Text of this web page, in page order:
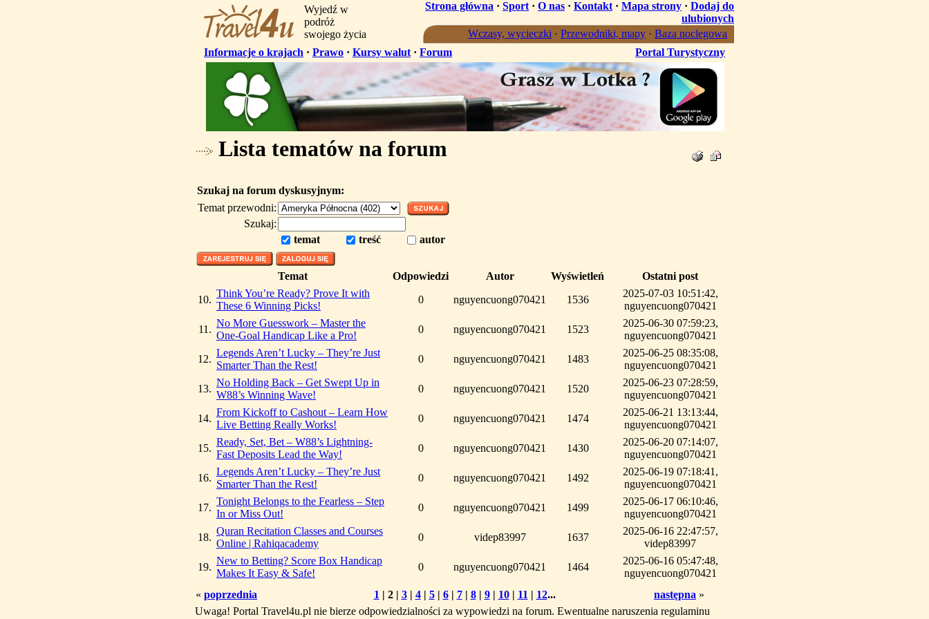
Wyjedź w
podróż
swojego życia
Strona główna · Sport · O nas · Kontakt · Mapa strony · Dodaj do
ulubionych
Wczasy, wycieczki · Przewodniki, mapy · Baza noclegowa
Informacje o krajach · Prawo · Kursy walut · Forum Portal Turystyczny
Lista tematów na forum
Szukaj na forum dyskusyjnym:
Temat przewodni:
Szukaj:
temat
treść autor
Temat Odpowiedzi Autor Wyświetleń
Ostatni post
10.
Think You’re Ready? Prove It with
These 6 Winning Picks!
0 nguyencuong070421 1536
2025-07-03 10:51:42,
nguyencuong070421
11.
No More Guesswork – Master the
One-Goal Handicap Like a Pro!
0 nguyencuong070421 1523
2025-06-30 07:59:23,
nguyencuong070421
12.
Legends Aren’t Lucky – They’re Just
Smarter Than the Rest!
0 nguyencuong070421 1483
2025-06-25 08:35:08,
nguyencuong070421
13.
No Holding Back – Get Swept Up in
W88’s Winning Wave!
0 nguyencuong070421 1520
2025-06-23 07:28:59,
nguyencuong070421
14.
From Kickoff to Cashout – Learn How
Live Betting Really Works!
0 nguyencuong070421 1474
2025-06-21 13:13:44,
nguyencuong070421
15.
Ready, Set, Bet – W88’s Lightning-
Fast Deposits Lead the Way!
0 nguyencuong070421 1430
2025-06-20 07:14:07,
nguyencuong070421
16.
Legends Aren’t Lucky – They’re Just
Smarter Than the Rest!
0 nguyencuong070421 1492
2025-06-19 07:18:41,
nguyencuong070421
17.
Tonight Belongs to the Fearless – Step
In or Miss Out!
0 nguyencuong070421 1499
2025-06-17 06:10:46,
nguyencuong070421
18.
Quran Recitation Classes and Courses
Online | Rahiqacademy
0 videp83997 1637
2025-06-16 22:47:57,
videp83997
19.
New to Betting? Score Box Handicap
Makes It Easy & Safe!
0 nguyencuong070421 1464
2025-06-16 05:47:48,
nguyencuong070421
« poprzednia 1 | 2| 3| 4| 5| 6| 7| 8| 9| 10| 11 | 12... następna »
Uwaga! Portal Travel4u.pl nie bierze odpowiedzialności za wypowiedzi na forum. Ewentualne naruszenia regulaminu